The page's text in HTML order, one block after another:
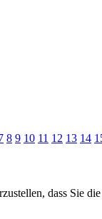
8 9 10 11 12 13 14
dass Sie